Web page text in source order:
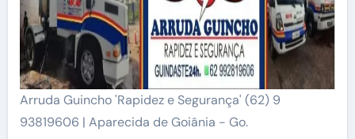
Arruda Guincho 'Rapidez e Segurança' (62) 9
93819606 | Aparecida de Goiânia - Go.